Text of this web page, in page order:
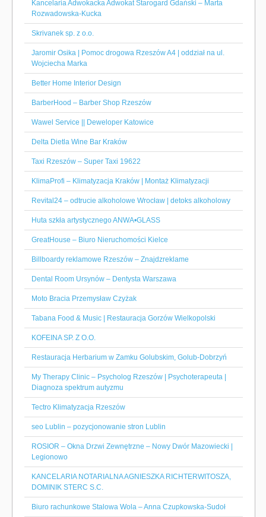
Kancelaria Adwokacka Adwokat Starogard Gdański – Marta
Rozwadowska-Kucka
Skrivanek sp. z o.o.
Jaromir Osika | Pomoc drogowa Rzeszów A4 | oddział na ul.
Wojciecha Marka
Better Home Interior Design
BarberHood – Barber Shop Rzeszów
Wawel Service || Deweloper Katowice
Delta Dietla Wine Bar Kraków
Taxi Rzeszów – Super Taxi 19622
KlimaProfi – Klimatyzacja Kraków | Montaż Klimatyzacji
Revital24 – odtrucie alkoholowe Wrocław | detoks alkoholowy
Huta szkła artystycznego ANWA•GLASS
GreatHouse – Biuro Nieruchomości Kielce
Billboardy reklamowe Rzeszów – Znajdzreklame
Dental Room Ursynów – Dentysta Warszawa
Moto Bracia Przemysław Czyżak
Tabana Food & Music | Restauracja Gorzów Wielkopolski
KOFEINA SP. Z O.O.
Restauracja Herbarium w Zamku Golubskim, Golub-Dobrzyń
My Therapy Clinic – Psycholog Rzeszów | Psychoterapeuta |
Diagnoza spektrum autyzmu
Tectro Klimatyzacja Rzeszów
seo Lublin – pozycjonowanie stron Lublin
ROSIOR – Okna Drzwi Zewnętrzne – Nowy Dwór Mazowiecki |
Legionowo
KANCELARIA NOTARIALNA AGNIESZKA RICHTERWITOSZA,
DOMINIK STERC S.C.
Biuro rachunkowe Stalowa Wola – Anna Czupkowska-Sudoł